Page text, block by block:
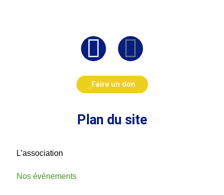
Faire un don
Plan du site
L’association
Nos événements